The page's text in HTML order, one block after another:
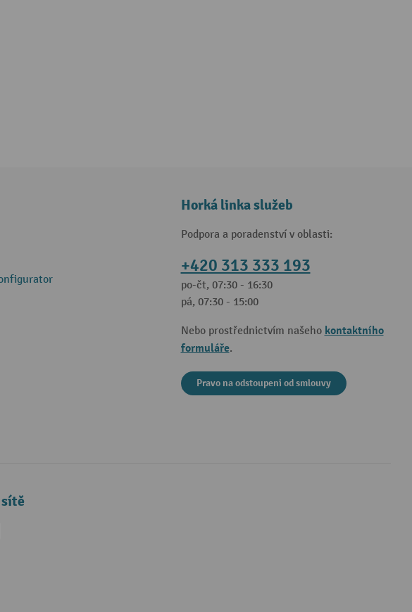
Horká linka služeb
Podpora a poradenství v oblasti:
+420 313 333 193
po-čt, 07:30 - 16:30
pá, 07:30 - 15:00
Nebo prostřednictvím našeho kontaktního
formuláře.
Pravo na odstoupeni od smlouvy